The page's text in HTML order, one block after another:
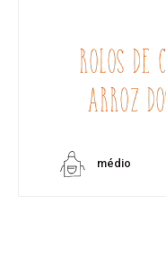
ROLOS
ARROZ
médio